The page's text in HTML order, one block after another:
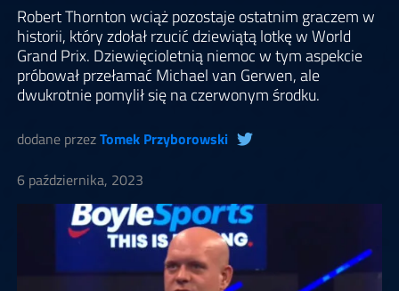
Robert Thornton wciąż pozostaje ostatnim graczem w
historii, który zdołał rzucić dziewiątą lotkę w World
Grand Prix. Dziewięcioletnią niemoc w tym aspekcie
próbował przełamać Michael van Gerwen, ale
dwukrotnie pomylił się na czerwonym środku.
dodane przezTomek Przyborowski
6 października, 2023